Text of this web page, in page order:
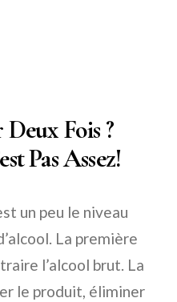
Fois ?
Pas Assez!
un peu le niveau
La première
l’alcool brut. La
le produit, éliminer